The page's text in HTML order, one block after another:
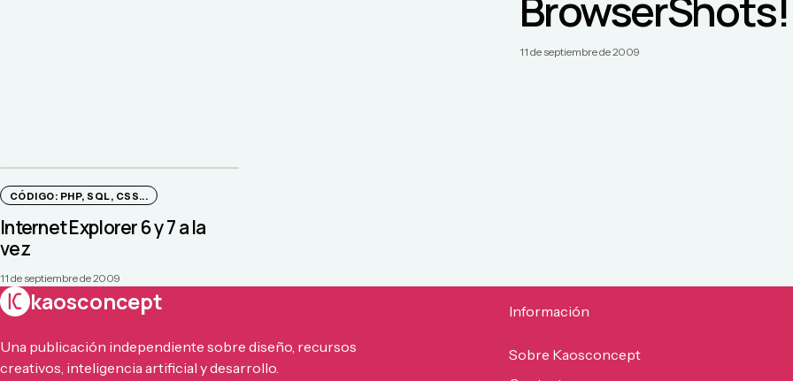
11 de septiembre de 2009
CÓDIGO: PHP, SQL, CSS...
Internet Explorer 6 y 7 a la
vez
11 de septiembre de 2009
kaosconcept
Una publicación independiente sobre diseño, recursos
creativos, inteligencia artificial y desarrollo.
Información
Sobre Kaosconcept